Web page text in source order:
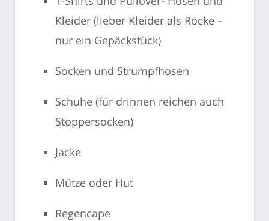
Kleider (lieber Kleider als Röcke –
nur ein Gepäckstück)
Socken und Strumpfhosen
Schuhe (für drinnen reichen auch
Stoppersocken)
Jacke
Mütze oder Hut
Regencape